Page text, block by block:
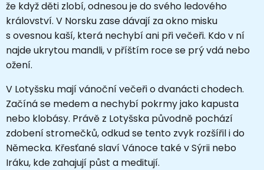
že když děti zlobí, odnesou je do svého ledového
království. V Norsku zase dávají za okno misku
s ovesnou kaší, která nechybí ani při večeři. Kdo v ní
najde ukrytou mandli, v příštím roce se prý vdá nebo
ožení.
V Lotyšsku mají vánoční večeři o dvanácti chodech.
Začíná se medem a nechybí pokrmy jako kapusta
nebo klobásy. Právě z Lotyšska původně pochází
zdobení stromečků, odkud se tento zvyk rozšířil i do
Německa. Křesťané slaví Vánoce také v Sýrii nebo
Iráku, kde zahajují půst a meditují.